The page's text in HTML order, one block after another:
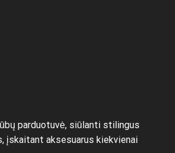
parduotuvė, siūlanti stilingus
įskaitant aksesuarus kiekvienai